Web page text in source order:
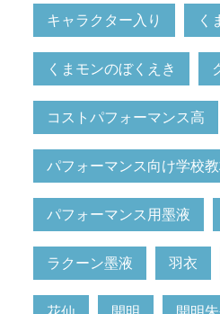
キャラクター入り く
くまモンのぼくえき
コストパフォーマンス高
パフォーマンス向け学校
パフォーマンス用墨液
ラクーン墨液 羽衣